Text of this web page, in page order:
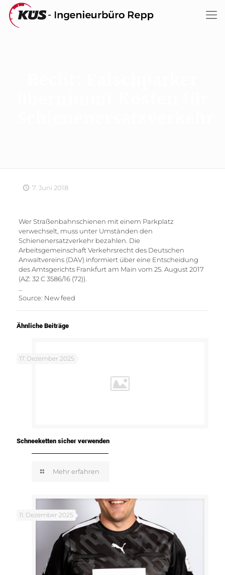
7. Juni 2018
Wer Straßenbahnschienen mit einem Parkplatz
verwechselt, muss unter Umständen den
Schienenersatzverkehr bezahlen. Die
Arbeitsgemeinschaft Verkehrsrecht des Deutschen
Anwaltvereins (DAV) informiert über eine Entscheidung
des Amtsgerichts Frankfurt am Main vom 25. August 2017
(AZ: 32 C 3586/16 (72)).
Source: New feed
Ähnliche Beiträge
17. Dezember 2025
Schneeketten sicher verwenden
Mehr erfahren
11. Dezember 2025